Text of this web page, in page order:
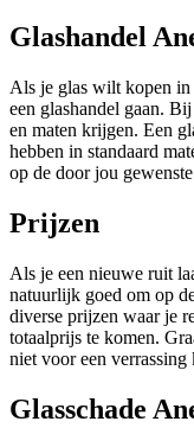
Glashandel
Als je glas wilt kopen in
een glashandel gaan.
en maten krijgen. Een
hebben in standaard
op de door jou
Prijzen
Als je een nieuwe ruit
natuurlijk goed om op
diverse prijzen waar je
totaalprijs te komen.
niet voor een verrassing
Glasschade